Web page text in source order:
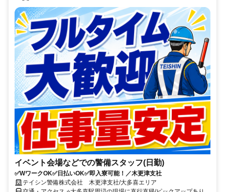
イベント会場などでの警備スタッフ(日勤)
✅WワークOK✅日払いOK✅即入寮可能！／木更津支社
テイシン警備株式会社 木更津支社/大多喜エリア